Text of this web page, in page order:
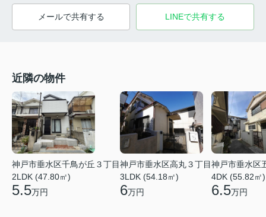
メールで共有する LINEで共有する
近隣の物件
神戸市垂水区千鳥が丘３丁目
2LDK (47.80㎡)
5.5万円
神戸市垂水区高丸３丁目
3LDK (54.18㎡)
6万円
神戸市垂水区
4DK (55.82㎡)
6.5万円